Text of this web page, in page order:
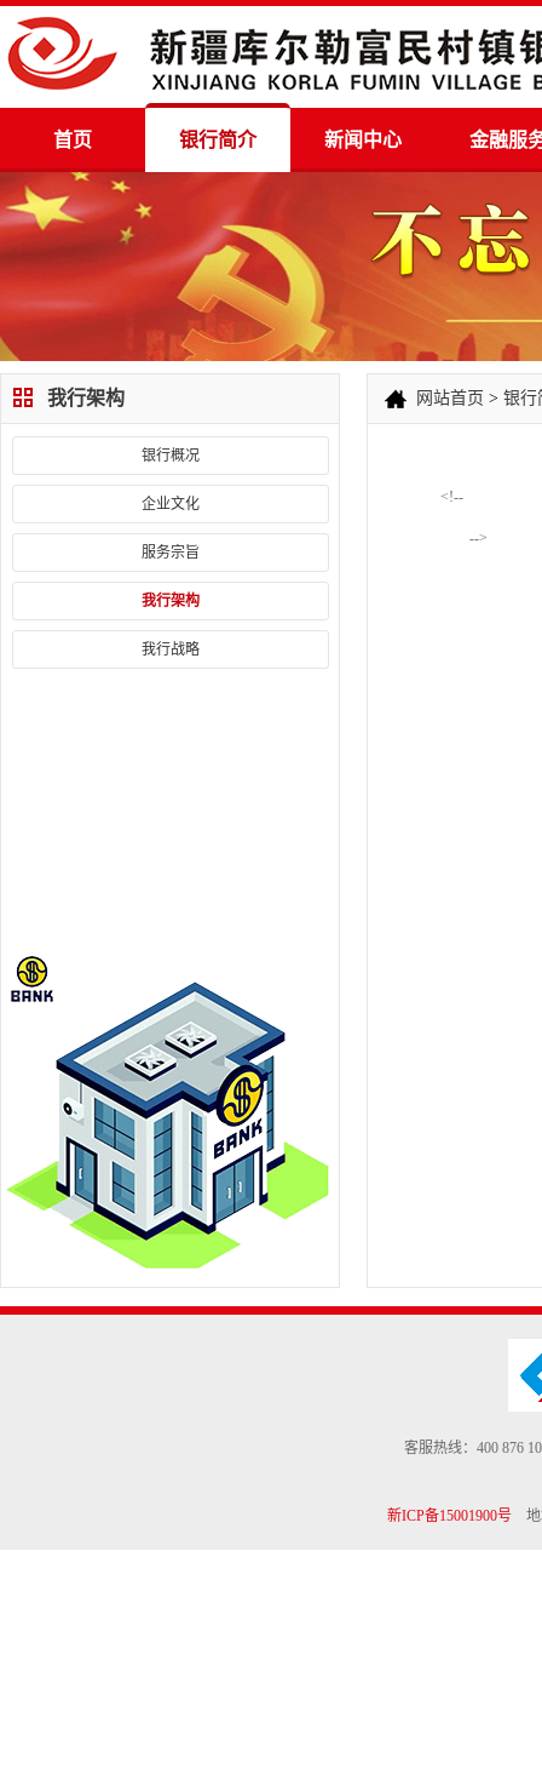
首页 银行简介 新闻中心 金融服
我行架构
银行概况
企业文化
服务宗旨
我行架构
我行战略
网站首页 > 银行
<!--
-->
客服热线：400 876
新ICP备15001900号地